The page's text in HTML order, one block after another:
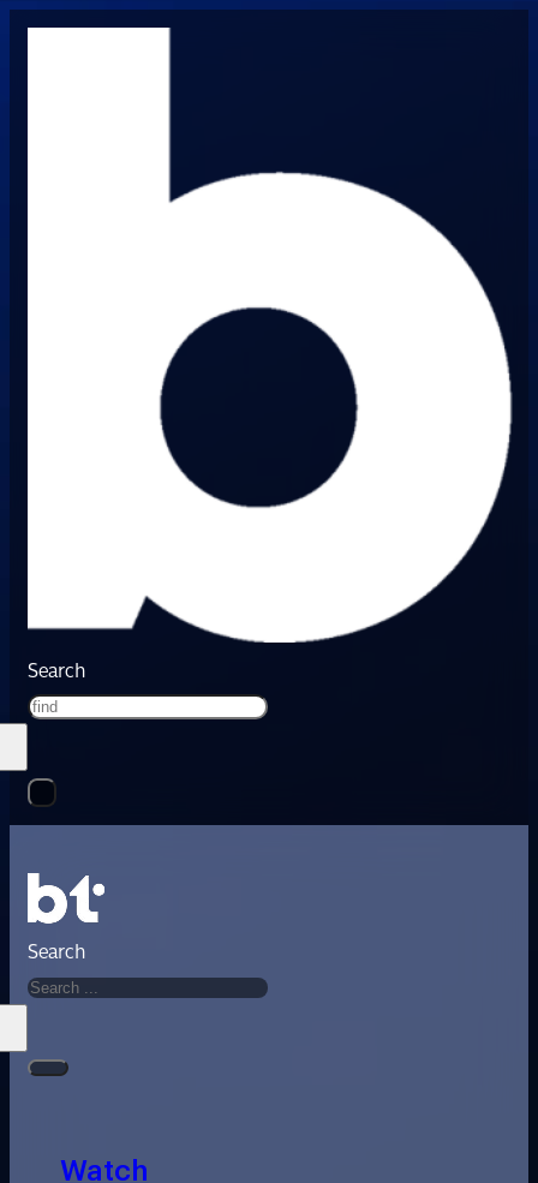
Search
Search
Watch